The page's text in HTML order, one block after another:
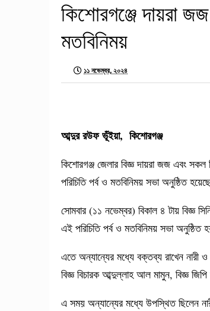
কিশোরগঞ্জে দায়রা
মতবিনিময়
১১ নভেম্বর, ২০২৪
আব্দুর রউফ ভূঁইয়া, কিশোরগঞ্জ
কিশোরগঞ্জ জেলার বিজ্ঞ দায়রা জজ এবং সকল
পরিচিতি পর্ব ও মতবিনিময় সভা অনুষ্ঠিত
সোমবার (১১ নভেম্বর) বিকাল ৪ টায় বিজ্ঞ
এই পরিচিতি পর্ব ও মতবিনিময় সভা অনুষ্ঠিত
এতে অন্যান্যের মধ্যে বক্তব্য রাখেন নারী ও
বিজ্ঞ বিচারক আব্দুল্লাহ আল মামুন, বিজ্ঞ
এ সময় অন্যান্যের মধ্যে উপস্থিত ছিলেন